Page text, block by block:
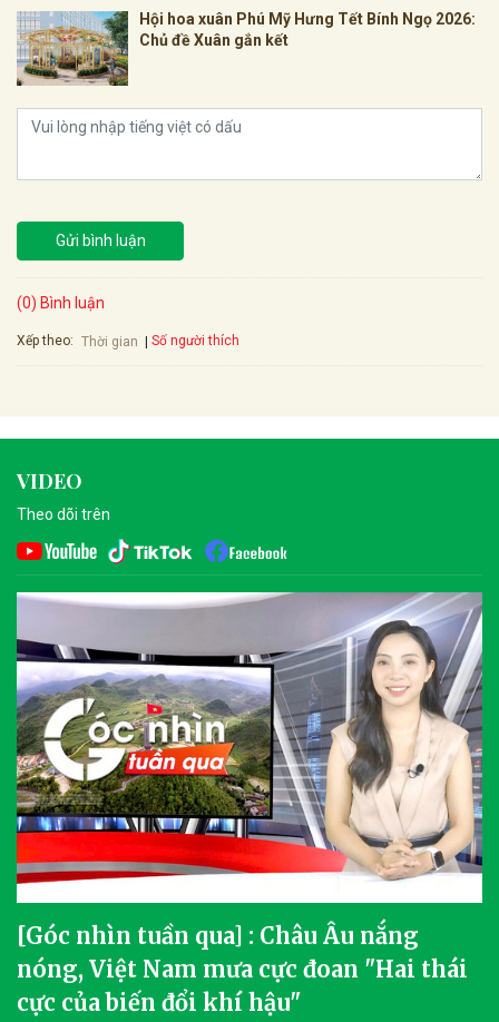
Hội hoa xuân Phú Mỹ Hưng Tết Bính Ngọ 2026:
Chủ đề Xuân gắn kết
Gửi bình luận
(0) Bình luận
Xếp theo: Thời gian Số người thích
VIDEO
Theo dõi trên
[Góc nhìn tuần qua] : Châu Âu nắng
nóng, Việt Nam mưa cực đoan "Hai thái
cực của biến đổi khí hậu"